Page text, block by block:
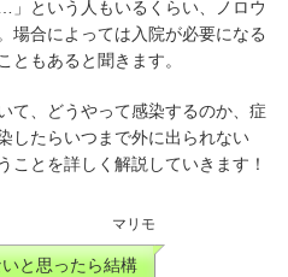
という人もいるくらい、ノロウ
場合によっては入院が必要になる
ともあると聞きます。
て、どうやって感染するのか、症
したらいつまで外に出られない
ことを詳しく解説していきます！
マリモ
と思ったら結構